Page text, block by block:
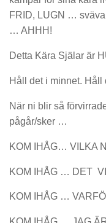
FRID, LUGN …
… AHHH!
Detta Kära Själar är
Håll det i minnet. Håll
När ni blir så
pågår/sker …
KOM IHÅG… VILKA
KOM IHÅG … DET
KOM IHÅG …